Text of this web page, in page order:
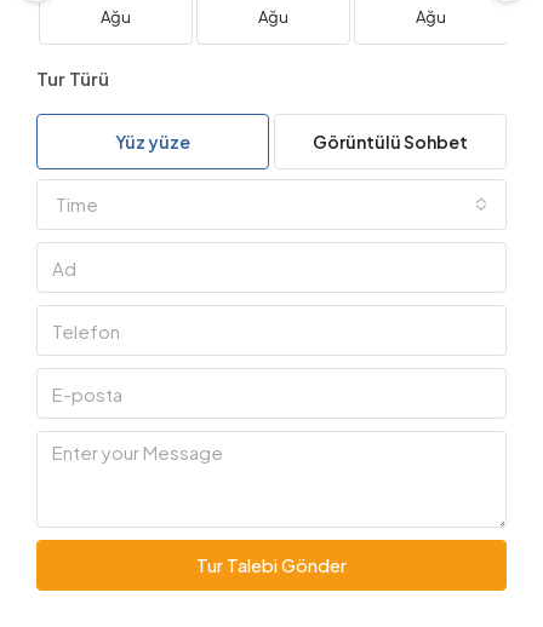
Ağu Ağu Ağu
Tur Türü
Yüz yüze Görüntülü Sohbet
Time
Tur Talebi Gönder